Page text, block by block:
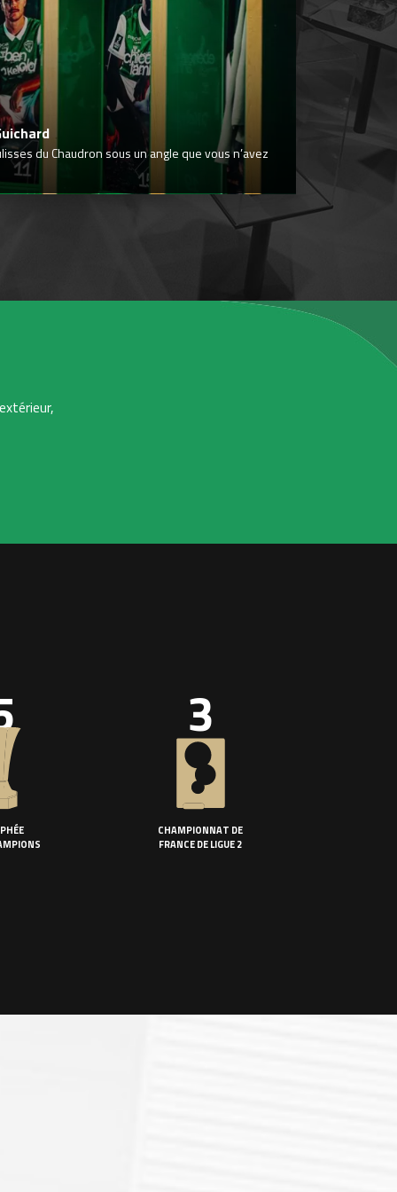
du Chaudron sous un angle que vous n’avez
3
CHAMPIONNAT DE
FRANCE DE LIGUE 2